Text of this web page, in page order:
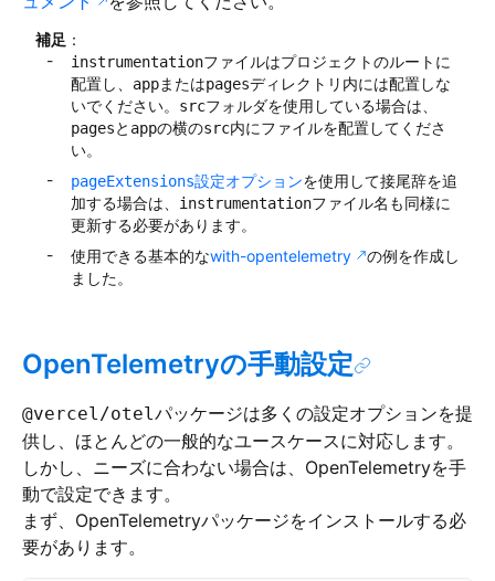
補足 ：
instrumentationファイルはプロジェクトのルートに
配置し、 appまたはpagesディレクトリ内には配置しな
いでください。 srcフォルダを使用している場合は、
pagesと appの横のsrc内にファイルを配置してくださ
い。
pageExtensions設定オプションを使用して接尾辞を追
加する場合は、 instrumentationファイル名も同様に
更新する必要があります。
使用できる基本的なwith-opentelemetry
の例を作成し
ました。
OpenTelemetryの手動設定
@vercel/otelパッケージは多くの設定オプションを提
供し、ほとんどの一般的なユースケースに対応します。
しかし、ニーズに合わない場合は、OpenTelemetryを手
動で設定できます。
まず、OpenTelemetryパッケージをインストールする必
要があります。